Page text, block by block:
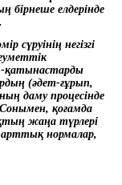
елдерінде
негізгі
қатынастарды
(әдет-ғұрып,
даму процесінде
қоғамда
жаңа түрлері
нормалар,